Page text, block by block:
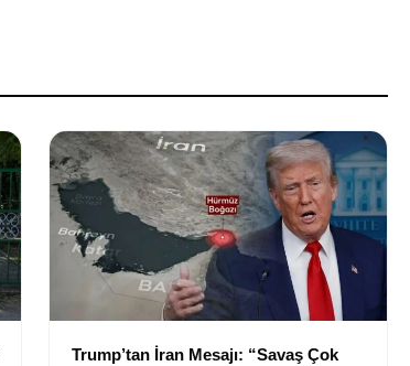
Trump’tan İran Mesajı: “Savaş Çok